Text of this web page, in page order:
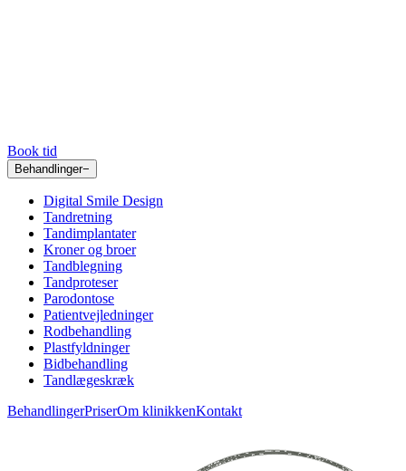
Book tid
Behandlinger−
Digital Smile Design
Tandretning
Tandimplantater
Kroner og broer
Tandblegning
Tandproteser
Parodontose
Patientvejledninger
Rodbehandling
Plastfyldninger
Bidbehandling
Tandlægeskræk
BehandlingerPriserOm klinikkenKontakt